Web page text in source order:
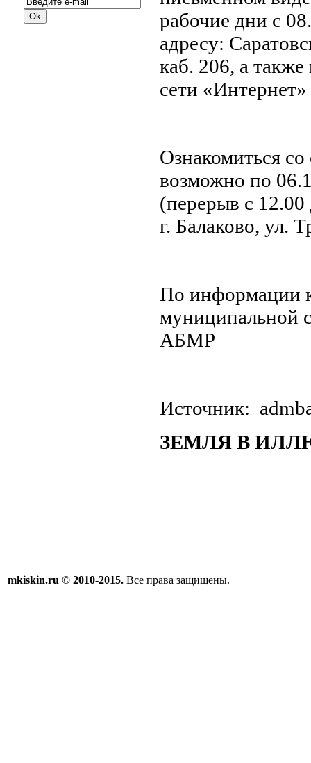
рабочие дни с
адресу:
каб. 206, а
сети
Ознакомиться
возможно по
(перерыв с 12.00
г. Балаково, ул.
По информации
муниципальной
АБМР
Источник:
ЗЕМЛЯ В
mkiskin.ru © 2010-2015. Все права защищены.